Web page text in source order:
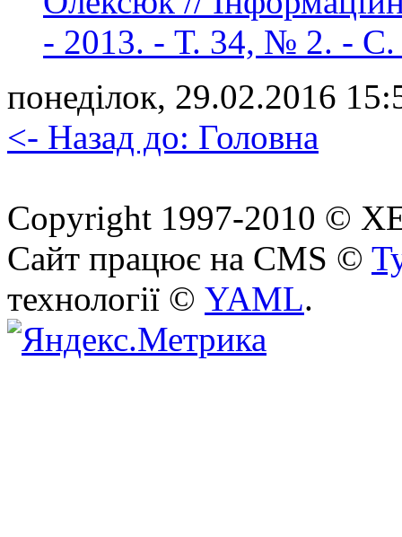
- 2013. - Т. 34, № 2. - С.
понеділок, 29.02.2016
<- Назад до: Головна
Copyright 1997-2010 ©
Сайт працює на CMS ©
технології © YAML.